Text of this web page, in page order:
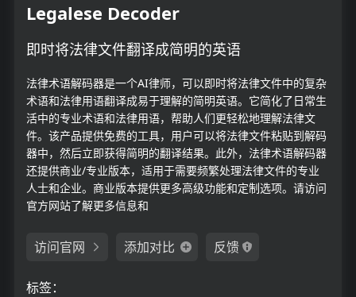
Legalese Decoder
即时将法律文件翻译成简明的英语
法律术语解码器是一个AI律师，可以即时将法律文件中的复杂
术语和法律用语翻译成易于理解的简明英语。它简化了日常生
活中的专业术语和法律用语，帮助人们更轻松地理解法律文
件。该产品提供免费的工具，用户可以将法律文件粘贴到解码
器中，然后立即获得简明的翻译结果。此外，法律术语解码器
还提供商业/专业版本，适用于需要频繁处理法律文件的专业
人士和企业。商业版本提供更多高级功能和定制选项。请访问
官方网站了解更多信息和
访问官网 添加对比 反馈
标签：